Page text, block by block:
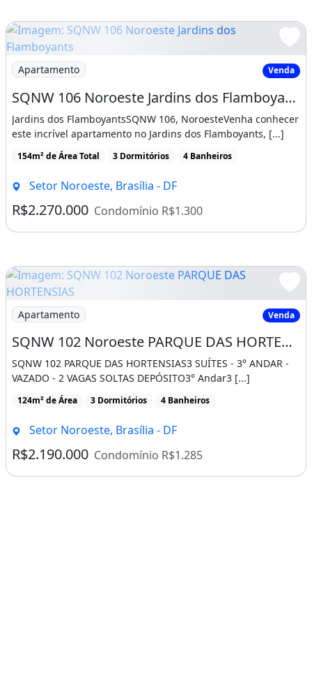
Imagem: SQNW 106 Noroeste Jardins dos Flamboyants
Apartamento Venda
SQNW 106 Noroeste Jardins dos Flamboyants 3 suítes 2 vagas 130,00 m²
Jardins dos FlamboyantsSQNW 106, NoroesteVenha conhecer
este incrível apartamento no Jardins dos Flamboyants, [...]
154m² de Área Total 3 Dormitórios 4 Banheiros
Setor Noroeste, Brasília - DF
R$2.270.000 Condomínio R$1.300
Imagem: SQNW 102 Noroeste PARQUE DAS HORTENSIAS
Apartamento Venda
SQNW 102 Noroeste PARQUE DAS HORTENSIAS 3 SUÍTES 2 Vaga 124,14m² Nascente
SQNW 102 PARQUE DAS HORTENSIAS3 SUÍTES - 3° ANDAR -
VAZADO - 2 VAGAS SOLTAS DEPÓSITO3° Andar3 [...]
124m² de Área 3 Dormitórios 4 Banheiros
Setor Noroeste, Brasília - DF
R$2.190.000 Condomínio R$1.285